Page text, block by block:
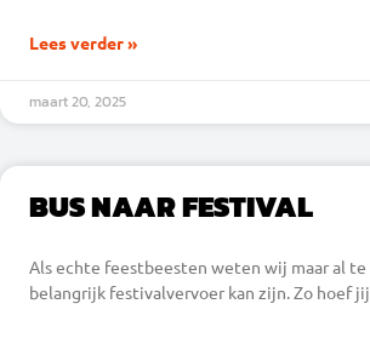
Lees verder »
maart 20, 2025
BUS NAAR FESTIVAL
Als echte feestbeesten weten wij maar al te
belangrijk festivalvervoer kan zijn. Zo hoef